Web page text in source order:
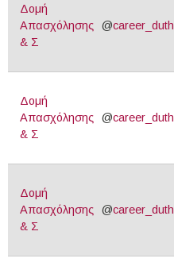
Δομή
Απασχόλησης
& Σ
@career_duth
Δομή
Απασχόλησης
& Σ
@career_duth
Δομή
Απασχόλησης
& Σ
@career_duth